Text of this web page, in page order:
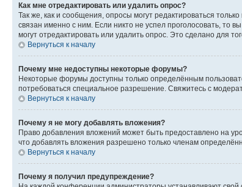
Как мне отредактировать или удалить опрос?
Так же, как и сообщения, опросы могут редактироваться
связан именно с ним. Если никто не успел проголосовать, то
могут отредактировать или удалить опрос. Это сделано для
Вернуться к началу
Почему мне недоступны некоторые форумы?
Некоторые форумы доступны только определённым
потребоваться специальное разрешение. Свяжитесь с
Вернуться к началу
Почему я не могу добавлять вложения?
Право добавления вложений может быть предоставлено на
что добавлять вложения разрешено только членам
Вернуться к началу
Почему я получил предупреждение?